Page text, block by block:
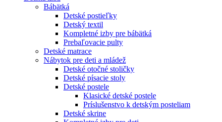
Bábätká
Detské postieľky
Detský textil
Kompletné izby pre bábätká
Prebaľovacie pulty
Detské matrace
Nábytok pre deti a mládež
Detské otočné stoličky
Detské písacie stoly
Detské postele
Klasické detské postele
Príslušenstvo k detským posteliam
Detské skrine